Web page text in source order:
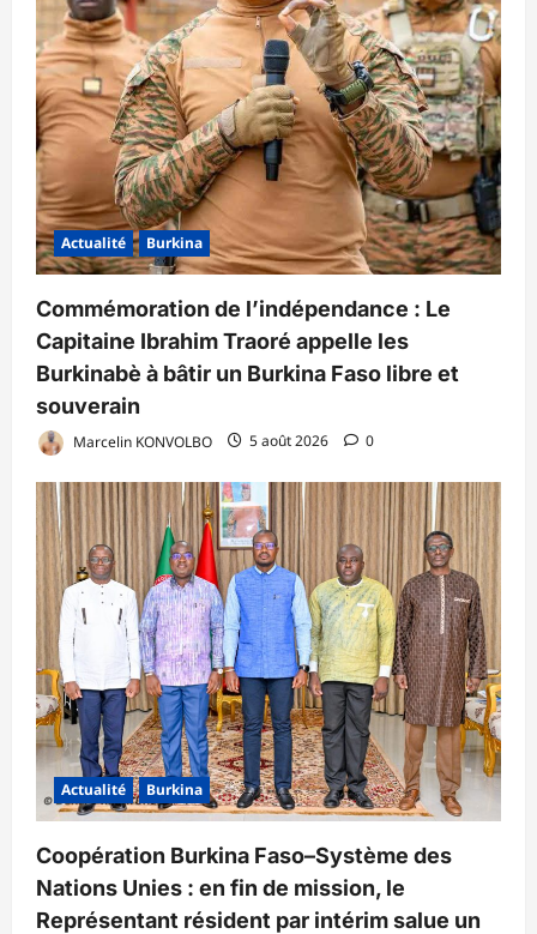
Actualité Burkina
Commémoration de l’indépendance : Le
Capitaine Ibrahim Traoré appelle les
Burkinabè à bâtir un Burkina Faso libre et
souverain
Marcelin KONVOLBO 5 août 2026 0
Actualité Burkina
Coopération Burkina Faso–Système des
Nations Unies : en fin de mission, le
Représentant résident par intérim salue un